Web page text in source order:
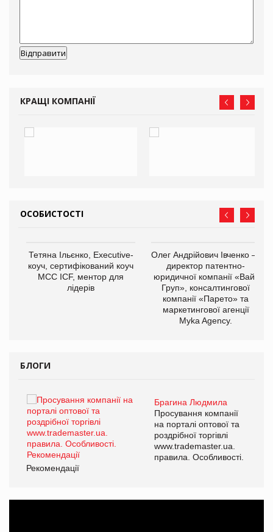
КРАЩІ КОМПАНІЇ
ОСОБИСТОСТІ
Тетяна Ільєнко, Executive-
коуч, сертифікований коуч
МСС ICF, ментор для
лідерів
Олег Андрійович Івченко —
директор патентно-
юридичної компанії «Вайз
Груп», консалтингової
компанії «Парето» та
маркетингової агенції
Myka Agency.
БЛОГИ
Брагина Людмила
Просування компанії
на порталі оптової та
роздрібної торгівлі
www.trademaster.ua.
правила. Особливості.
Рекомендації